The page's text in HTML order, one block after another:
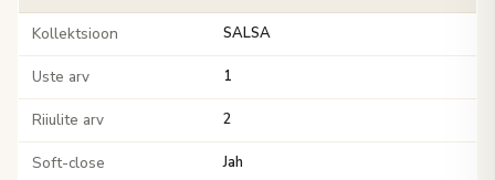
Kollektsioon SALSA
Uste arv 1
Riiulite arv 2
Soft-close Jah